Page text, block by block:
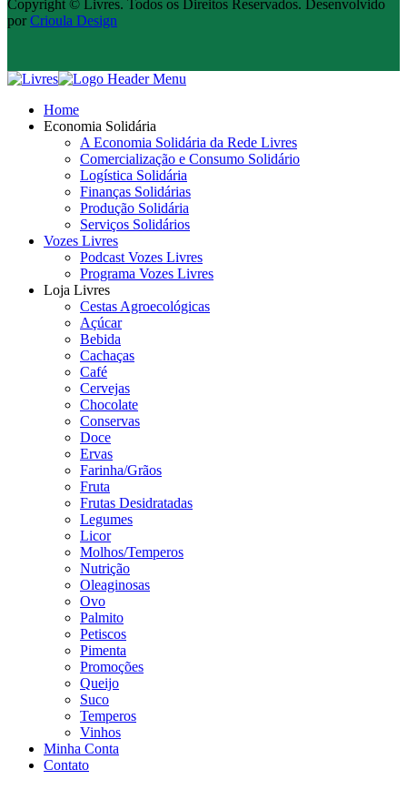
Copyright © Livres. Todos os Direitos Reservados. Desenvolvido
por Crioula Design
Home
Economia Solidária
A Economia Solidária da Rede Livres
Comercialização e Consumo Solidário
Logística Solidária
Finanças Solidárias
Produção Solidária
Serviços Solidários
Vozes Livres
Podcast Vozes Livres
Programa Vozes Livres
Loja Livres
Cestas Agroecológicas
Açúcar
Bebida
Cachaças
Café
Cervejas
Chocolate
Conservas
Doce
Ervas
Farinha/Grãos
Fruta
Frutas Desidratadas
Legumes
Licor
Molhos/Temperos
Nutrição
Oleaginosas
Ovo
Palmito
Petiscos
Pimenta
Promoções
Queijo
Suco
Temperos
Vinhos
Minha Conta
Contato